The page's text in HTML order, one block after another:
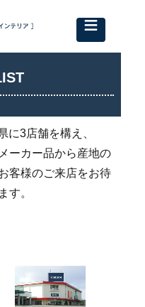
≡
に3店舗を構え、
ーカー品から産地の
客様のご来店をお待
す。